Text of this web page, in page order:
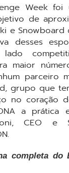
Week
de
e
desses
lado
maior
parceiro
grupo que
no coração
a prática
CEO e
completa do